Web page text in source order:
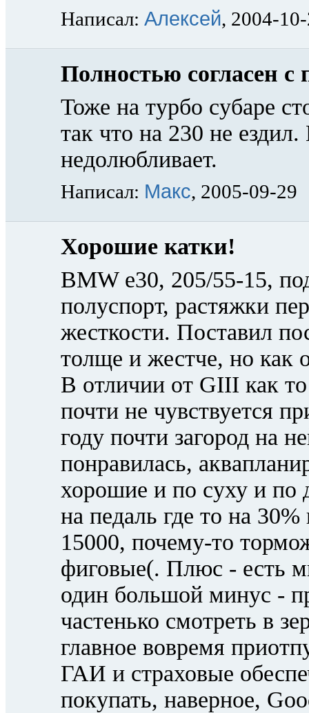
Написал: Алексей, 2004-
Полностью согласен
Тоже на турбо субаре
так что на 230 не
недолюбливает.
Написал: Макс, 2005-09-29
Хорошие катки!
BMW e30, 205/55-15,
полуспорт, растяжки
жесткости. Поставил
толще и жестче, но как
В отличии от GIII как то
почти не чувствуется
году почти загород на
понравилась,
хорошие и по суху и
на педаль где то на
15000, почему-то
фиговые(. Плюс - есть
один большой минус -
частенько смотреть в
главное вовремя
ГАИ и страховые
покупать, наверное,